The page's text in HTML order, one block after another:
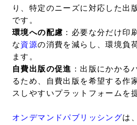
り、特定のニーズに対応した出
です。
環境への配慮 ：必要な分だけ印
な資源の消費を減らし、環境負
ます。
自費出版の促進 ：出版にかかる
るため、自費出版を希望する作
スしやすいプラットフォームを
オンデマンドパブリッシングは